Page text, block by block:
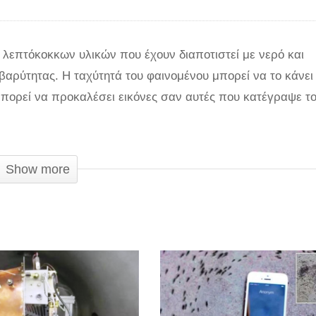
υλικών που έχουν διαποτιστεί με νερό και
Η ταχύτητά του φαινομένου μπορεί να το
να προκαλέσει εικόνες σαν αυτές που κατέγραψε το
Την σπάνια αυτή περίπτωση κατέγραψε κάποιος στη
να είναι απόσπασμα από ταινία επιστημονικής
του ανθρώπου που καταγράφει είναι
Show more